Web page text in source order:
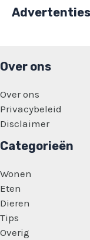
Advertenties
Over ons
Over ons
Privacybeleid
Disclaimer
Categorieën
Wonen
Eten
Dieren
Tips
Overig